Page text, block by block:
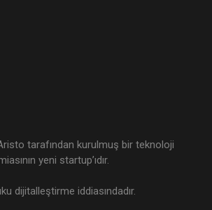
tarafından kurulmuş bir teknoloji
yeni startup’ıdır.
dijitalleştirme iddiasındadır.